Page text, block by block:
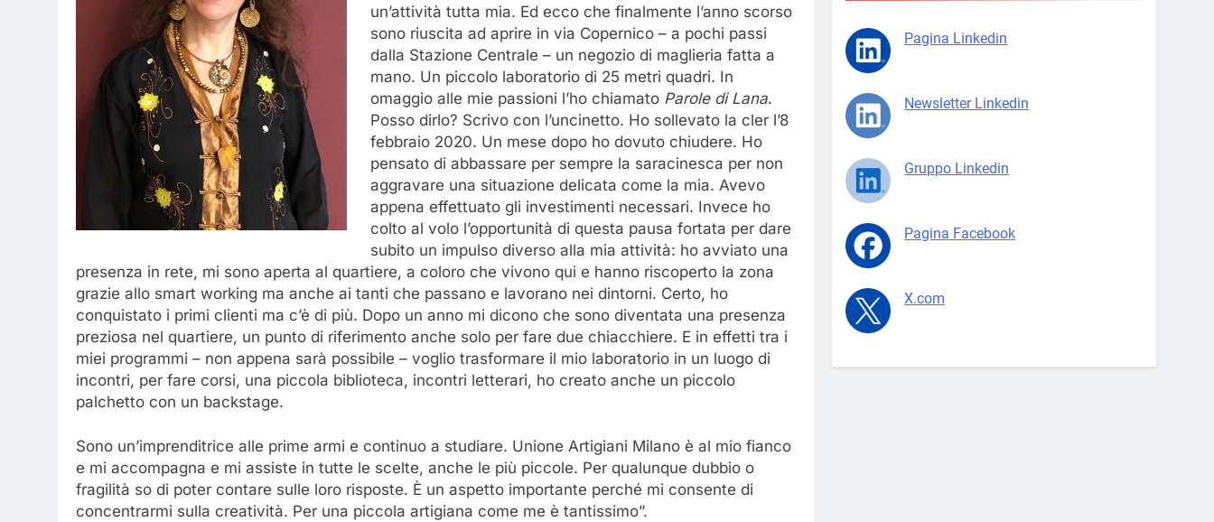
un’attività tutta mia. Ed ecco che finalmente l’anno scorso
sono riuscita ad aprire in via Copernico – a pochi passi
dalla Stazione Centrale – un negozio di maglieria fatta a
mano. Un piccolo laboratorio di 25 metri quadri. In
omaggio alle mie passioni l’ho chiamato Parole di Lana.
Posso dirlo? Scrivo con l’uncinetto. Ho sollevato la cler l’8
febbraio 2020. Un mese dopo ho dovuto chiudere. Ho
pensato di abbassare per sempre la saracinesca per non
aggravare una situazione delicata come la mia. Avevo
appena effettuato gli investimenti necessari. Invece ho
colto al volo l’opportunità di questa pausa fortata per dare
subito un impulso diverso alla mia attività: ho avviato una
presenza in rete, mi sono aperta al quartiere, a coloro che vivono qui e hanno riscoperto la zona
grazie allo smart working ma anche ai tanti che passano e lavorano nei dintorni. Certo, ho
conquistato i primi clienti ma c’è di più. Dopo un anno mi dicono che sono diventata una presenza
preziosa nel quartiere, un punto di riferimento anche solo per fare due chiacchiere. E in effetti tra i
miei programmi – non appena sarà possibile – voglio trasformare il mio laboratorio in un luogo di
incontri, per fare corsi, una piccola biblioteca, incontri letterari, ho creato anche un piccolo
palchetto con un backstage.
Sono un’imprenditrice alle prime armi e continuo a studiare. Unione Artigiani Milano è al mio fianco
e mi accompagna e mi assiste in tutte le scelte, anche le più piccole. Per qualunque dubbio o
fragilità so di poter contare sulle loro risposte. È un aspetto importante perché mi consente di
concentrarmi sulla creatività. Per una piccola artigiana come me è tantissimo”.
Pagina Linkedin
Newsletter Linkedin
Gruppo Linkedin
Pagina Facebook
X.com